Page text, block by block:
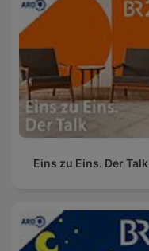
Eins zu Eins. Der Talk